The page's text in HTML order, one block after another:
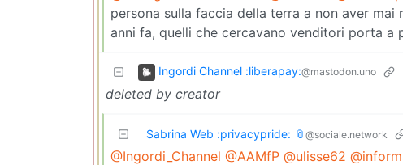
persona sulla faccia della terra a non aver
anni fa, quelli che cercavano venditori porta a
Ingordi Channel :liberapay:@mastodon.uno
deleted by creator
Sabrina Web :privacypride: 📎 @sociale.network
@Ingordi_Channel @AAMfP @ulisse62